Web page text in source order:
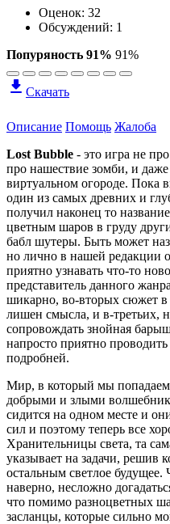
Оценок: 32
Обсуждений: 1
Попуряность 91% 91%
Скачать
Описание Помощь Жалоба
Lost Bubble - это игра не
про нашествие зомби, и
виртуальном огороде. Пока
один из самых древних и
получил наконец то
цветным шаров в груду
бабл шутеры. Быть может
но лично в нашей редакции
приятно узнавать что-то
представитель данного
шикарно, во-вторых сюжет
лишен смысла, и в-третьих,
сопровождать знойная
напросто приятно
подробней.
Мир, в который мы попадаем
добрыми и злыми
сидится на одном месте и
сил и поэтому теперь все
Хранительницы света, та
указывает на задачи, решив
остальным светлое будущее.
наверно, несложно
что помимо разноцветных
засланцы, которые сильно